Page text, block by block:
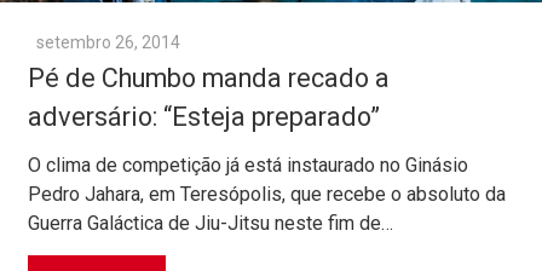
setembro 26, 2014
Pé de Chumbo manda recado a
adversário: “Esteja preparado”
O clima de competição já está instaurado no Ginásio
Pedro Jahara, em Teresópolis, que recebe o absoluto da
Guerra Galáctica de Jiu-Jitsu neste fim de…